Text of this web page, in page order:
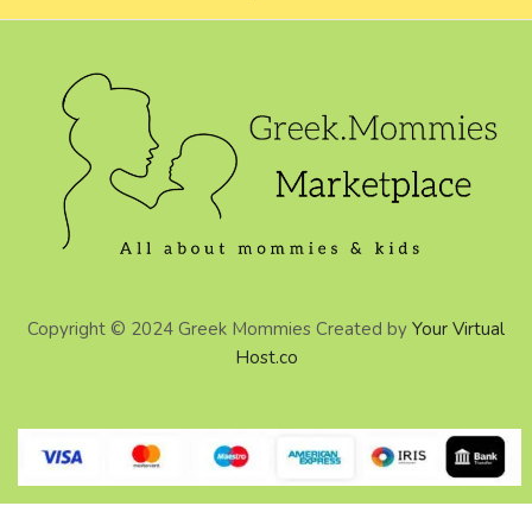
Copyright © 2024 Greek Mommies Created by Your Virtual
Host.co